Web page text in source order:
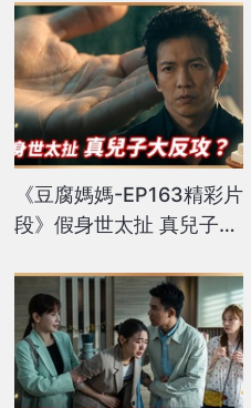
《豆腐媽媽-EP163精彩片
段》假身世太扯 真兒子大